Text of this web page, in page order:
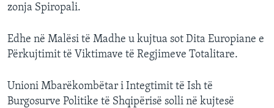
zonja Spiropali.
Edhe në Malësi të Madhe u kujtua sot Dita Europiane e
Përkujtimit të Viktimave të Regjimeve Totalitare.
Unioni Mbarëkombëtar i Integtimit të Ish të
Burgosurve Politike të Shqipërisë solli në kujtesë